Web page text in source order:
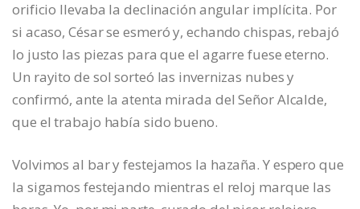
orificio llevaba la declinación angular implícita. Por
si acaso, César se esmeró y, echando chispas, rebajó
lo justo las piezas para que el agarre fuese eterno.
Un rayito de sol sorteó las invernizas nubes y
confirmó, ante la atenta mirada del Señor Alcalde,
que el trabajo había sido bueno.
Volvimos al bar y festejamos la hazaña. Y espero que
la sigamos festejando mientras el reloj marque las